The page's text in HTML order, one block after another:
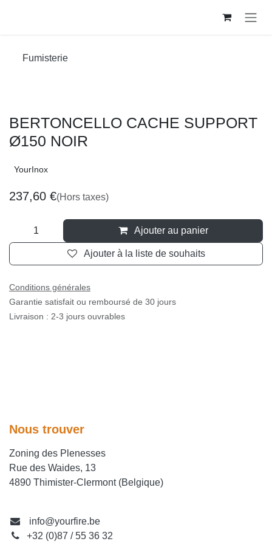
Fumisterie
BERTONCELLO CACHE SUPPORT
Ø150 NOIR
YourInox
237,60 €(Hors taxes)
Ajouter au panier
Ajouter à la liste de souhaits
Conditions générales
Garantie satisfait ou remboursé de 30 jours
Livraison : 2-3 jours ouvrables
Nous trouver
Zoning des Plenesses
Rue des Waides, 13
4890 Thimister-Clermont (Belgique)
info@yourfire.be
+32 (0)87 / 55 36 32